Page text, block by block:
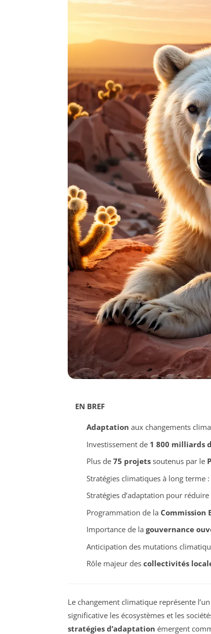
EN BREF
Adaptation aux changements
Investissement de 1 800 milliards
Plus de 75 projetssoutenus par le
Stratégies climatiques à long terme
Stratégies d’adaptation pour réduire
Programmation de la Commission
Importance de la gouvernance
Anticipation des mutations
Rôle majeur des collectivités
Le changement climatique représente
significative les écosystèmes et les
stratégies d’adaptation émergent